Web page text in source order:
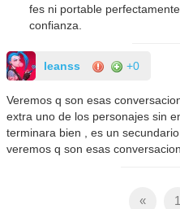
fes ni portable
confianza.
leanss +0
Veremos q son esas
extra uno de los personajes sin
terminara bien , es un
veremos q son esas
« 1